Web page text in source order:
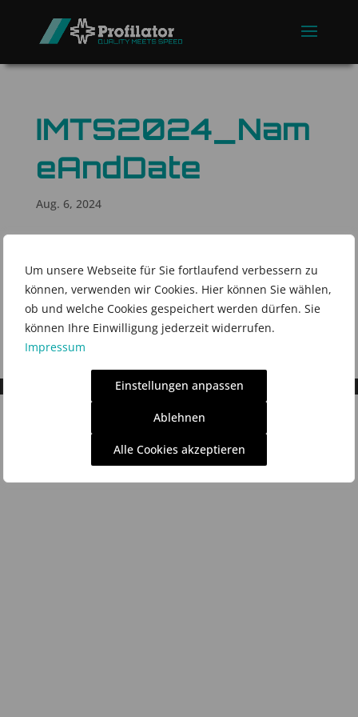
Um unsere Webseite für Sie fortlaufend verbessern zu
können, verwenden wir Cookies. Hier können Sie wählen,
ob und welche Cookies gespeichert werden dürfen. Sie
können Ihre Einwilligung jederzeit widerrufen.
Impressum
Einstellungen anpassen
Ablehnen
Alle Cookies akzeptieren
IMTS2024_Nam
eAndDate
Aug. 6, 2024